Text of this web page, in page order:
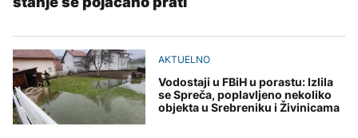
AKTUELNO
Vodostaji u FBiH u porastu: Izlila
se Spreča, poplavljeno nekoliko
objekta u Srebreniku i Živinicama